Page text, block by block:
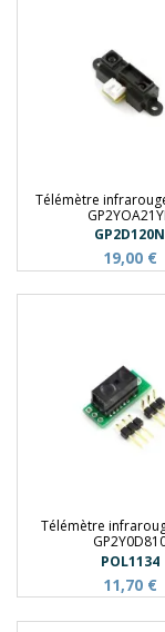
Télémètre
GP2D120N
19,00 €
Télémètre
POL1134
11,70 €